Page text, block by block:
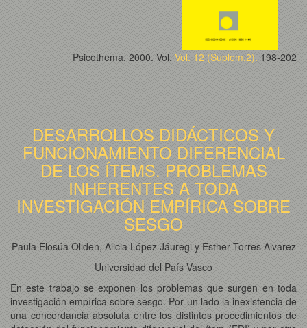
Psicothema, 2000. Vol. Vol. 12 (Suplem.2). 198-202
DESARROLLOS DIDÁCTICOS Y
FUNCIONAMIENTO DIFERENCIAL
DE LOS ÍTEMS. PROBLEMAS
INHERENTES A TODA
INVESTIGACIÓN EMPÍRICA SOBRE
SESGO
Paula Elosúa Oliden, Alicia López Jáuregi y Esther Torres Alvarez
Universidad del País Vasco
En este trabajo se exponen los problemas que surgen en toda
investigación empírica sobre sesgo. Por un lado la inexistencia de
una concordancia absoluta entre los distintos procedimientos de